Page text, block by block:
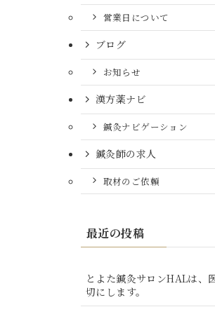
営業日について
ブログ
お知らせ
漢方薬ナビ
鍼灸ナビゲーション
鍼灸師の求人
取材のご依頼
最近の投稿
とよた鍼灸サロンHALは、
切にします。